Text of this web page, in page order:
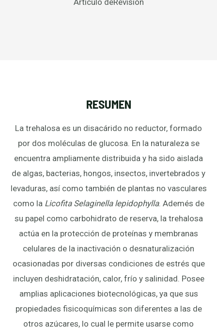
Artículo deRevisión
RESUMEN
La trehalosa es un disacárido no reductor, formado
por dos moléculas de glucosa. En la naturaleza se
encuentra ampliamente distribuida y ha sido aislada
de algas, bacterias, hongos, insectos, invertebrados y
levaduras, así como también de plantas no vasculares
como la Licofita Selaginella lepidophylla. Ademés de
su papel como carbohidrato de reserva, la trehalosa
actúa en la protección de proteínas y membranas
celulares de la inactivación o desnaturalización
ocasionadas por diversas condiciones de estrés que
incluyen deshidratación, calor, frío y salinidad. Posee
amplias aplicaciones biotecnológicas, ya que sus
propiedades fisicoquímicas son diferentes a las de
otros azúcares, lo cual le permite usarse como